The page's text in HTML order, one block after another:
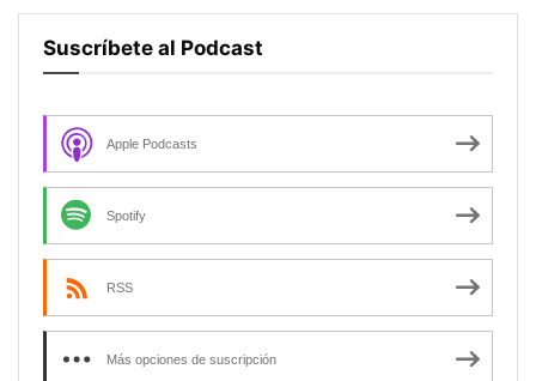
Suscríbete al Podcast
Apple Podcasts
Spotify
RSS
Más opciones de suscripción